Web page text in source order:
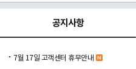
공지사항
7월 17일 고객센터 휴무안내